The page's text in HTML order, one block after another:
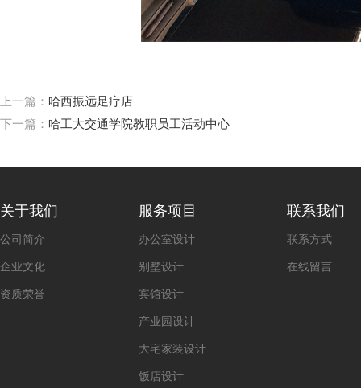
上一篇： 哈西振远足疗店
下一篇： 哈工大交通学院教职员工活动中心
关于我们
公司简介
企业文化
资质荣誉
服务项目
办公室设计
别墅设计
宾馆设计
产业园设计
大宅家装设计
饭店设计
联系我们
联系方式
在线留言